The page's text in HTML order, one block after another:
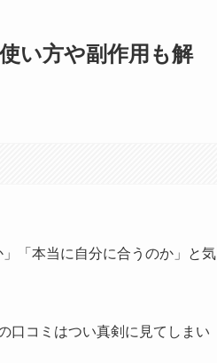
い方や副作用も解
「本当に自分に合うのか」と気
口コミはつい真剣に見てしまい